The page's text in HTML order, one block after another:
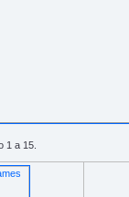
1 a 15.